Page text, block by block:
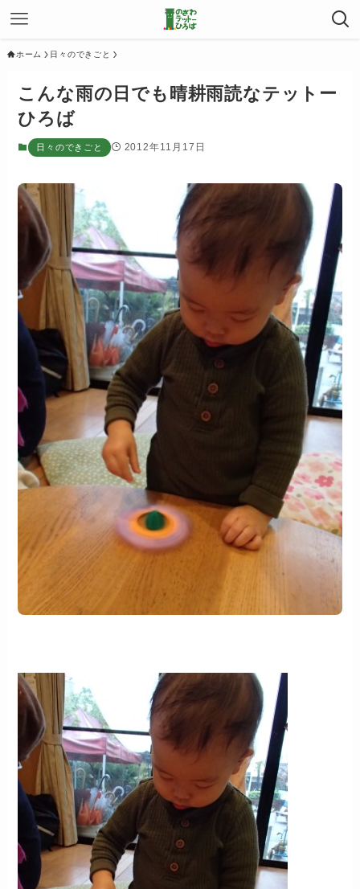
ホーム 日々のできごと
こんな雨の日でも晴耕雨読なテットー
ひろば
日々のできごと 2012年11月17日